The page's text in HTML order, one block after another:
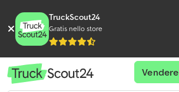
TruckScout24
Gratis nello store
Vendere